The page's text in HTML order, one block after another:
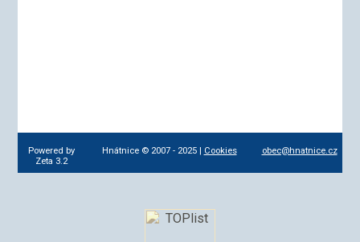
Powered by
Zeta 3.2
Hnátnice © 2007 - 2025 | Cookies obec@hnatnice.cz